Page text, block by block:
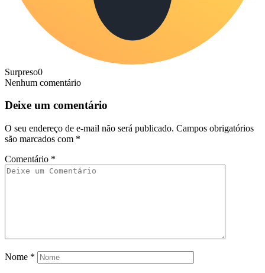
Surpreso0
Nenhum comentário
Deixe um comentário
O seu endereço de e-mail não será publicado. Campos obrigatórios
são marcados com *
Comentário *
Nome *